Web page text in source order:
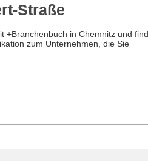
Straße
+Branchenbuch in Chemnitz und
zum Unternehmen, die Sie